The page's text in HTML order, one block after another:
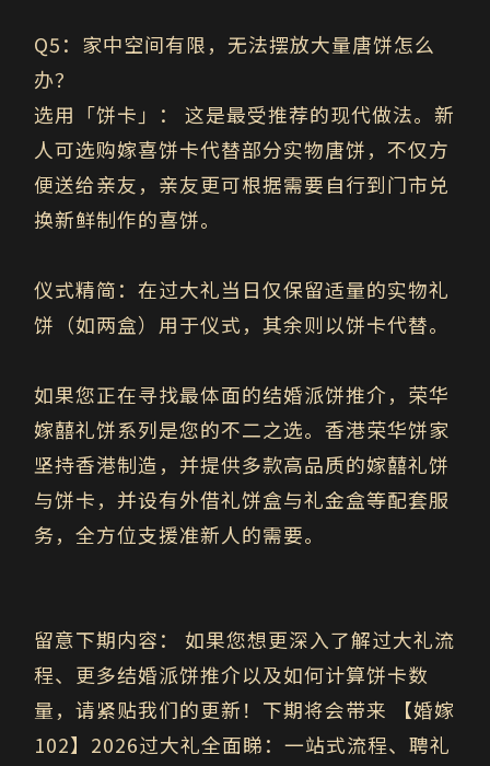
Q5：家中空间有限，无法摆放大量唐饼怎么
办？
选用「饼卡」：
这是最受推荐的现代做法。新
人可选购嫁喜饼卡代替部分实物唐饼，不仅方
便送给亲友，亲友更可根据需要自行到门市兑
换新鲜制作的喜饼。
仪式精简：在过大礼当日仅保留适量的实物礼
饼（如两盒）用于仪式，其余则以饼卡代替。
如果您正在寻找最体面的结婚派饼推介，荣华
嫁囍礼饼系列是您的不二之选。香港荣华饼家
坚持香港制造，并提供多款高品质的嫁囍礼饼
与饼卡，并设有外借礼饼盒与礼金盒等配套服
务，全方位支援准新人的需要。
留意下期内容：
如果您想更深入了解过大礼流
程、更多结婚派饼推介以及如何计算饼卡数
量，请紧贴我们的更新！下期将会带来
【婚嫁
102】2026过大礼全面睇：一站式流程、聘礼